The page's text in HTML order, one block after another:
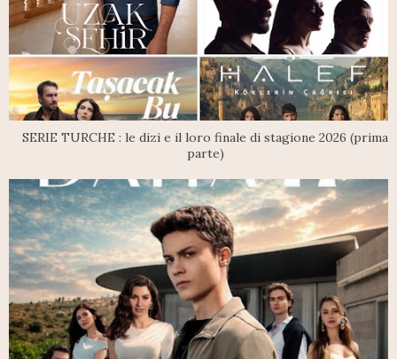
SERIE TURCHE : le dizi e il loro finale di stagione 2026 (prima
parte)